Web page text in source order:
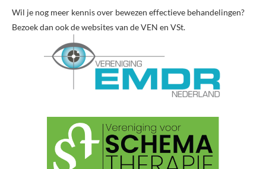
Wil je nog meer kennis over bewezen effectieve behandelingen?
Bezoek dan ook de websites van de VEN en VSt.